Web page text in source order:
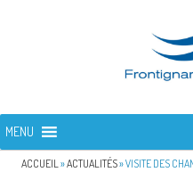
FRONTIGNAN LA
MENU
ACCUEIL »ACTUALITÉS»VISITE DES